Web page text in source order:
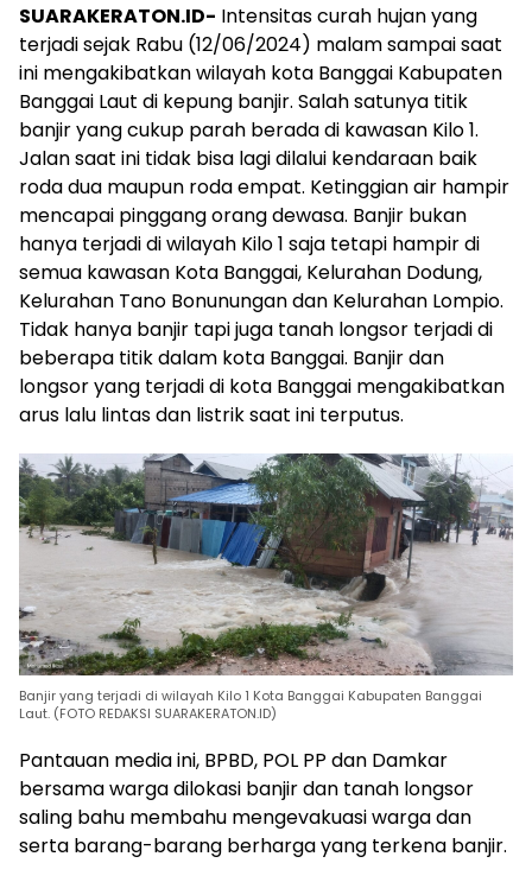
SUARAKERATON.ID- Intensitas curah hujan yang
terjadi sejak Rabu (12/06/2024) malam sampai saat
ini mengakibatkan wilayah kota Banggai Kabupaten
Banggai Laut di kepung banjir. Salah satunya titik
banjir yang cukup parah berada di kawasan Kilo 1.
Jalan saat ini tidak bisa lagi dilalui kendaraan baik
roda dua maupun roda empat. Ketinggian air hampir
mencapai pinggang orang dewasa. Banjir bukan
hanya terjadi di wilayah Kilo 1 saja tetapi hampir di
semua kawasan Kota Banggai, Kelurahan Dodung,
Kelurahan Tano Bonunungan dan Kelurahan Lompio.
Tidak hanya banjir tapi juga tanah longsor terjadi di
beberapa titik dalam kota Banggai. Banjir dan
longsor yang terjadi di kota Banggai mengakibatkan
arus lalu lintas dan listrik saat ini terputus.
Banjir yang terjadi di wilayah Kilo 1 Kota Banggai Kabupaten Banggai
Laut. (FOTO REDAKSI SUARAKERATON.ID)
Pantauan media ini, BPBD, POL PP dan Damkar
bersama warga dilokasi banjir dan tanah longsor
saling bahu membahu mengevakuasi warga dan
serta barang-barang berharga yang terkena banjir.